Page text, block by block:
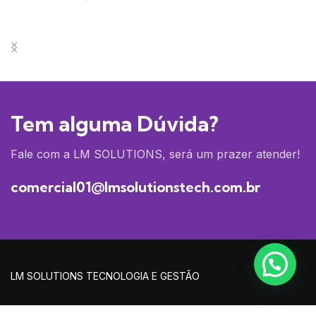
Tem alguma Dúvida?
Fale com a LM SOLUTIONS, será um prazer atender!
comercial01@lmsolutionstech.com.br
LM SOLUTIONS TECNOLOGIA E GESTÃO